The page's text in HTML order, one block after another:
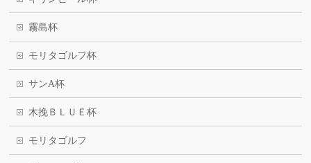
霧島杯
モリタゴルフ杯
サンA杯
木挽ＢＬＵＥ杯
モリタゴルフ